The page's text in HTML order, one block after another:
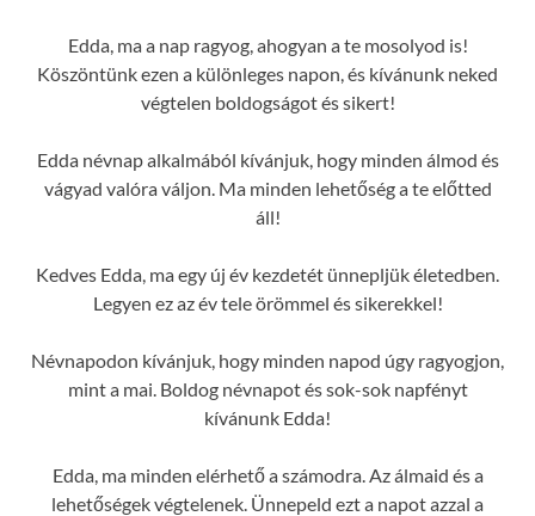
Edda, ma a nap ragyog, ahogyan a te mosolyod is!
Köszöntünk ezen a különleges napon, és kívánunk neked
végtelen boldogságot és sikert!
Edda névnap alkalmából kívánjuk, hogy minden álmod és
vágyad valóra váljon. Ma minden lehetőség a te előtted
áll!
Kedves Edda, ma egy új év kezdetét ünnepljük életedben.
Legyen ez az év tele örömmel és sikerekkel!
Névnapodon kívánjuk, hogy minden napod úgy ragyogjon,
mint a mai. Boldog névnapot és sok-sok napfényt
kívánunk Edda!
Edda, ma minden elérhető a számodra. Az álmaid és a
lehetőségek végtelenek. Ünnepeld ezt a napot azzal a